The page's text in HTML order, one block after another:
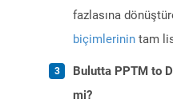
fazlasına
biçimlerinin tam
Bulutta PPTM to
mi?